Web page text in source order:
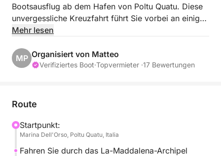
Bootsausflug ab dem Hafen von Poltu Quatu. Diese
unvergessliche Kreuzfahrt führt Sie vorbei an einigen
der schönsten Inseln und durch das türkisfarbene
Tagsüber erkunden Sie die berühmten Inseln La
unberührte Naturlandschaften. Genießen Sie mehrere
baden, unter der mediterranen Sonne entspannen
und die spektakuläre Kulisse dieses
Meeresschutzgebiets bewundern können.
Mehr lesen
MP Organisiert von Matteo
Verifiziertes Boot·Topvermieter ·17 Bewertungen
Route
Startpunkt:
Marina Dell'Orso, Poltu Quatu, Italia
Fahren Sie durch das La-Maddalena-Archipel